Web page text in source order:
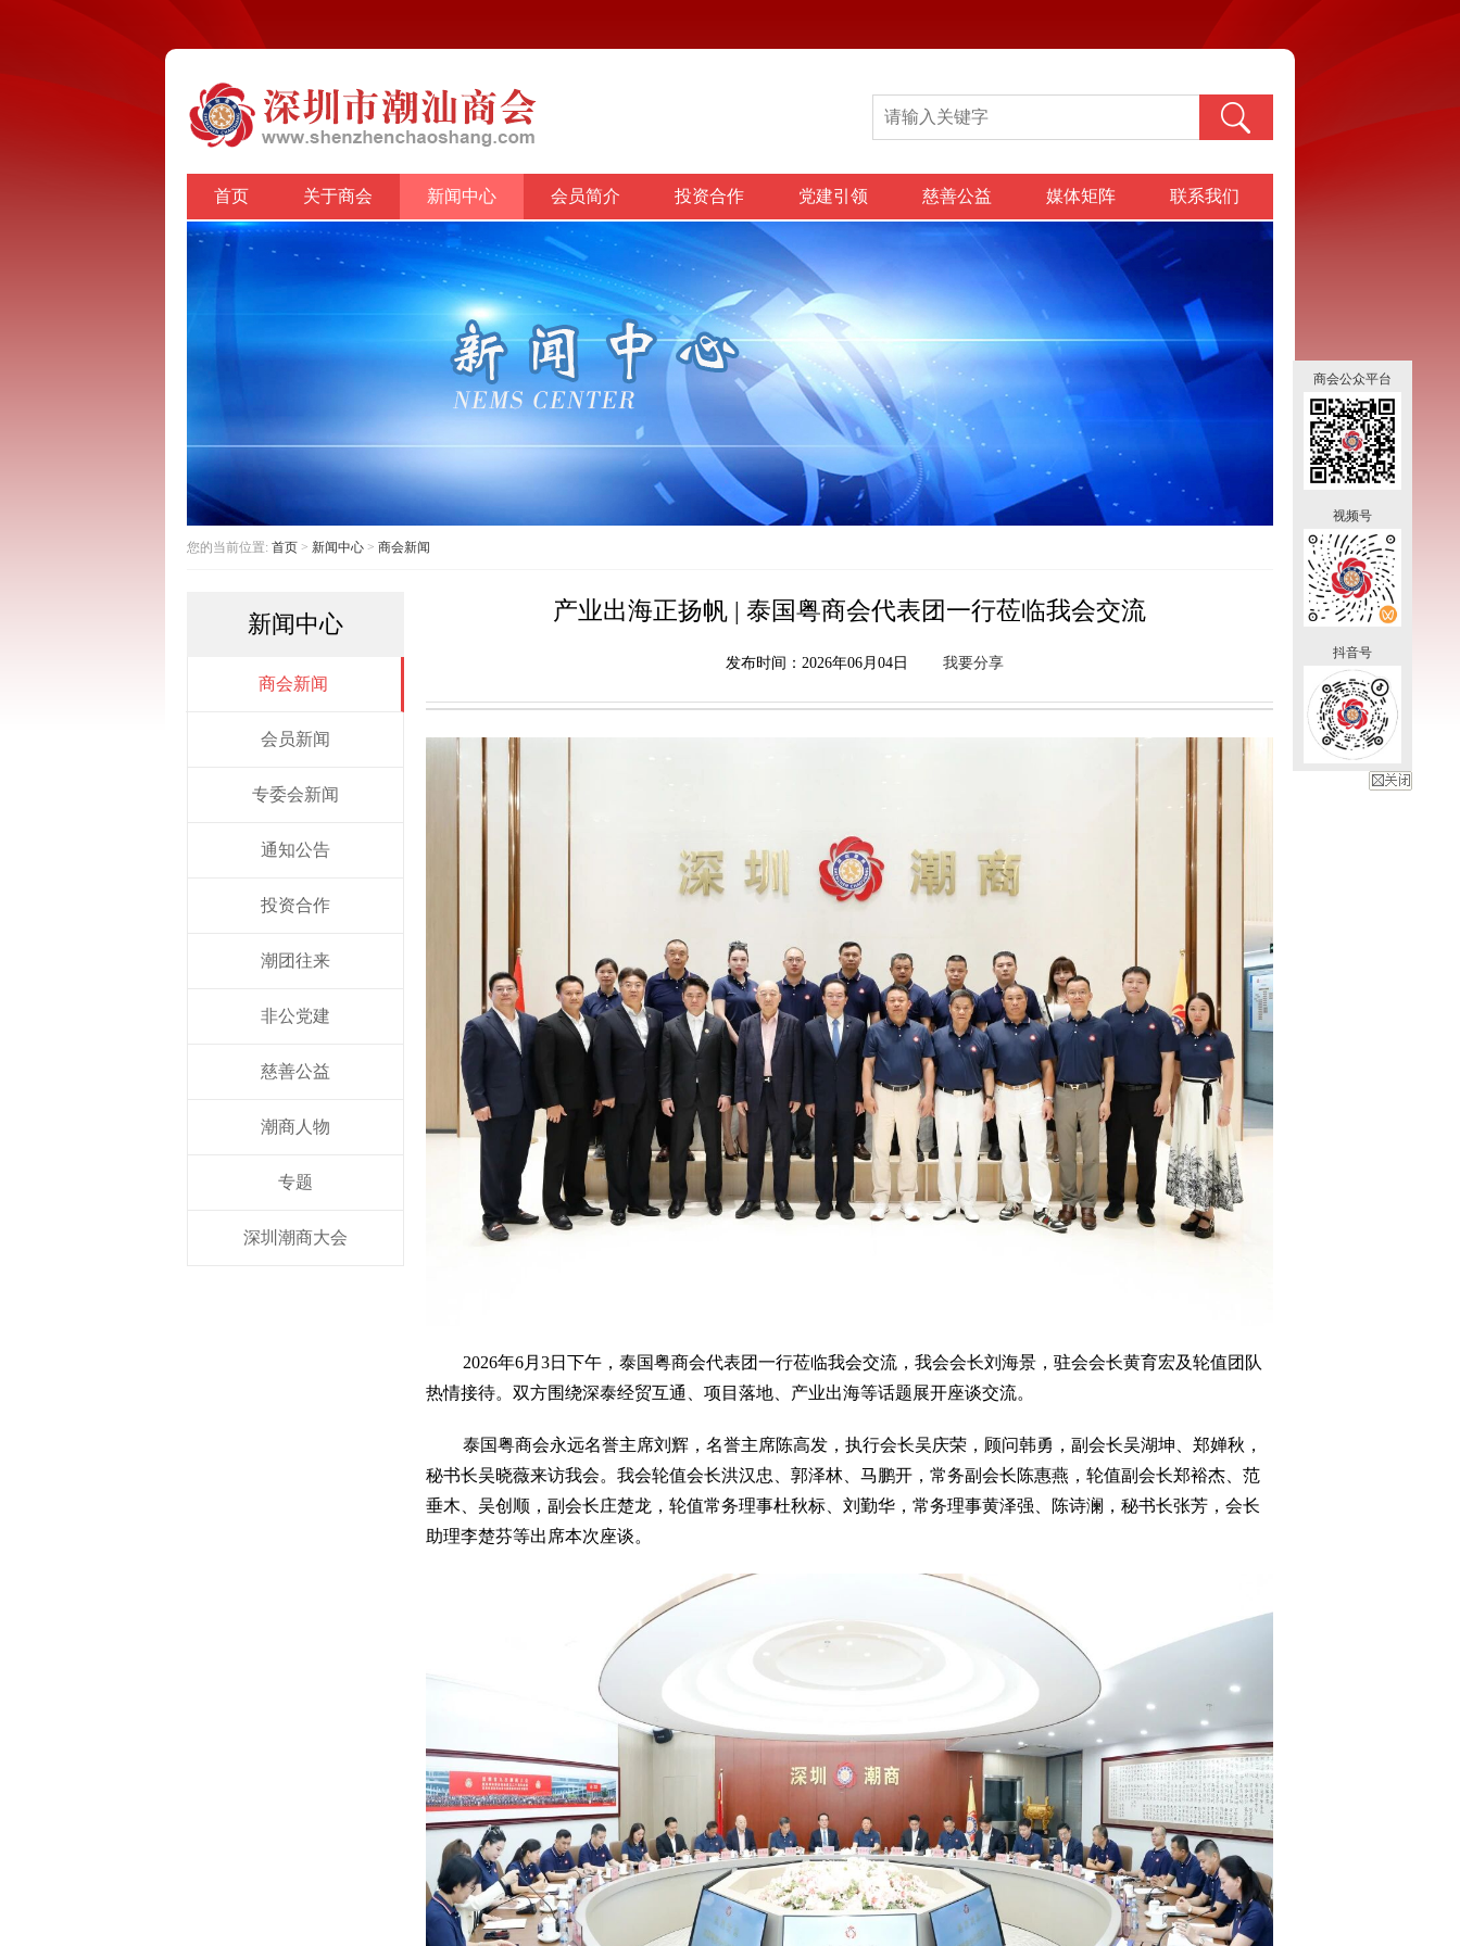
首页 关于商会 新闻中心 会员简介 投资合作 党建引领 慈善公益 媒体矩阵 联系我们
您的当前位置: 首页 > 新闻中心 > 商会新闻
新闻中心
商会新闻
会员新闻
专委会新闻
通知公告
投资合作
潮团往来
非公党建
慈善公益
潮商人物
专题
深圳潮商大会
产业出海正扬帆 | 泰国粤商会代表团一行莅临我会交流
发布时间：2026年06月04日 我要分享
2026年6月3日下午，泰国粤商会代表团一行莅临我会交流，我会会长刘海景，驻会会长黄育宏及轮值团队
热情接待。双方围绕深泰经贸互通、项目落地、产业出海等话题展开座谈交流。
泰国粤商会永远名誉主席刘辉，名誉主席陈高发，执行会长吴庆荣，顾问韩勇，副会长吴湖坤、郑婵秋，
秘书长吴晓薇来访我会。 我会轮值会长洪汉忠、郭泽林、马鹏开，常务副会长陈惠燕，轮值副会长郑裕杰、范
垂木、吴创顺，副会长庄楚龙，轮值常务理事杜秋标、刘勤华，常务理事黄泽强、陈诗澜，秘书长张芳，会长
助理李楚芬等出席本次座谈。
商会公众平台
视频号
抖音号